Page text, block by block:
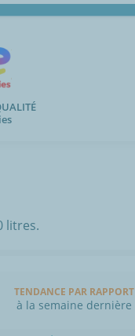
litres.
TENDANCE PAR RAPPORT
à la semaine dernière